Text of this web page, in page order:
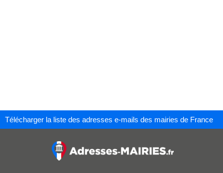
Télécharger la liste des adresses e-mails des mairies de France